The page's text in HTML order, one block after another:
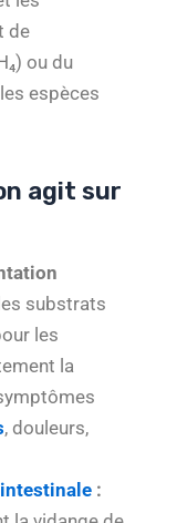
de
ou du
espèces
agit sur
substrats
les
la
, douleurs,
: